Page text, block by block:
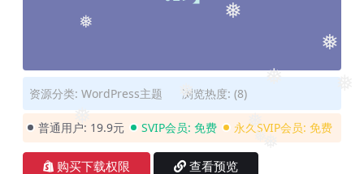
❅
❅
❅
❅
❅
❅
❅
资源分类: WordPress主题 浏览热度: (8)
普通用户: 19.9元 SVIP会员: 免费 永久SVIP会员: 免费
购买下载权限 查看预览